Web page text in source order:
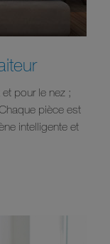
pour le nez ;
pièce est
intelligente et